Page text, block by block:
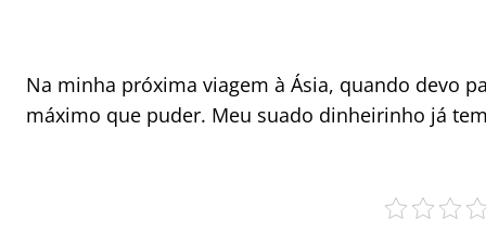
Na minha próxima viagem à Ásia, quando devo
máximo que puder. Meu suado dinheirinho já